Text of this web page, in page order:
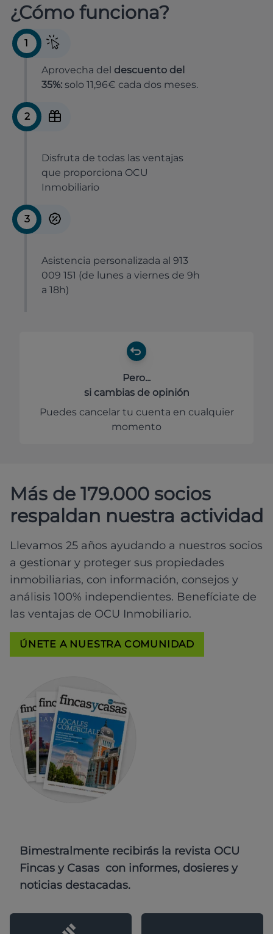
¿Cómo funciona?
1
Aprovecha del descuento del
35%: solo 11,96€ cada dos meses.
2
Disfruta de todas las ventajas
que proporciona OCU
Inmobiliario
3
Asistencia personalizada al 913
009 151 (de lunes a viernes de 9h
a 18h)
Pero...
si cambias de opinión
Puedes cancelar tu cuenta en cualquier
momento
Más de 179.000 socios
respaldan nuestra actividad
Llevamos 25 años ayudando a nuestros socios
a gestionar y proteger sus propiedades
inmobiliarias, con información, consejos y
análisis 100% independientes. Benefíciate de
las ventajas de OCU Inmobiliario.
ÚNETE A NUESTRA COMUNIDAD
Bimestralmente recibirás la revista OCU
Fincas y Casas con informes, dosieres y
noticias destacadas.